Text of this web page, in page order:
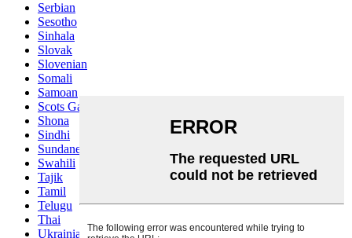
Serbian
Sesotho
Sinhala
Slovak
Slovenian
Somali
Samoan
Scots Gaelic
Shona
Sindhi
Sundanese
Swahili
Tajik
Tamil
Telugu
Thai
Ukrainian